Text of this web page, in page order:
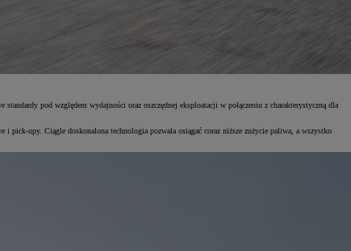
pod względem wydajności oraz oszczędnej eksploatacji w połączeniu z charakterystyczną dla
pick-upy. Ciągle doskonalona technologia pozwala osiągać coraz niższe zużycie paliwa, a wszystko